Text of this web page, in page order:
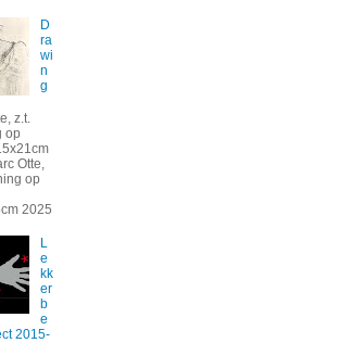
D
ra
wi
n
g
z.t.
op
Otte,
op
2025
L
e
kk
er
b
e
2015-